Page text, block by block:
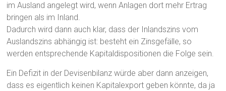
im Ausland angelegt wird, wenn Anlagen dort mehr Ertrag
bringen als im Inland.
Dadurch wird dann auch klar, dass der Inlandszins vom
Auslandszins abhängig ist: besteht ein Zinsgefälle, so
werden entsprechende Kapitaldispositionen die Folge sein.
Ein Defizit in der Devisenbilanz würde aber dann anzeigen,
dass es eigentlich keinen Kapitalexport geben könnte, da ja